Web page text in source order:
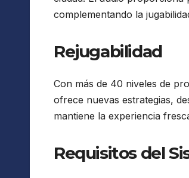
complementando la
Rejugabilidad
Con más de 40 niveles de
ofrece nuevas estrategias,
mantiene la experiencia
Requisitos del